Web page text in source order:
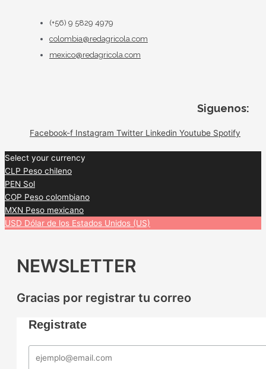
(+56) 9 5829 4979
colombia@redagricola.com
mexico@redagricola.com
Siguenos:
Facebook-f Instagram Twitter Linkedin Youtube Spotify
Select your currency
CLP Peso chileno
PEN Sol
COP Peso colombiano
MXN Peso mexicano
USD Dólar de los Estados Unidos (US)
NEWSLETTER
Gracias por registrar tu correo
Registrate